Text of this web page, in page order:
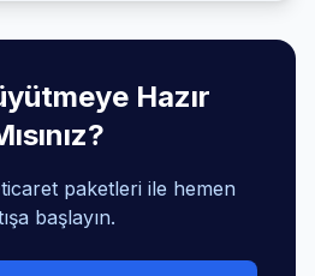
Hazır
paketleri ile hemen
başlayın.